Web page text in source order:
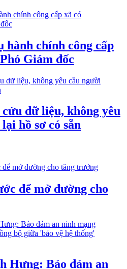
hành chính công cấp
Giám đốc
dữ liệu, không yêu
hồ sơ có sẵn
để mở đường cho
Hưng: Bảo đảm an